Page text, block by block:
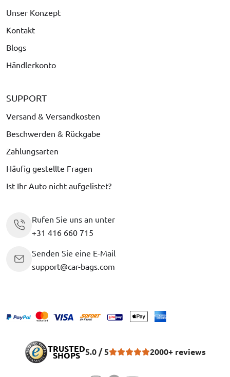
Unser Konzept
Kontakt
Blogs
Händlerkonto
SUPPORT
Versand & Versandkosten
Beschwerden & Rückgabe
Zahlungsarten
Häufig gestellte Fragen
Ist Ihr Auto nicht aufgelistet?
Rufen Sie uns an unter
+31 416 660 715
Senden Sie eine E-Mail
support@car-bags.com
TRUSTED
SHOPS 5.0 / 5 2000+ reviews